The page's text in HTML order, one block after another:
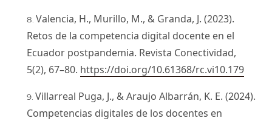
Valencia, H., Murillo, M., & Granda, J. (2023).
Retos de la competencia digital docente en el
Ecuador postpandemia. Revista Conectividad,
5(2), 67–80. https://doi.org/10.61368/rc.vi10.179
Villarreal Puga, J., & Araujo Albarrán, K. E. (2024).
Competencias digitales de los docentes en